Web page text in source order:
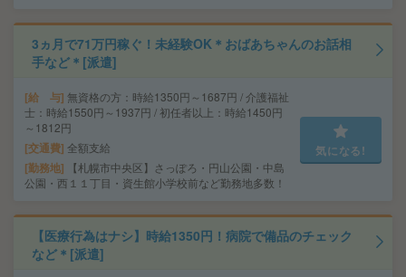
3ヵ月で71万円稼ぐ！未経験OK＊おばあちゃんのお話相
手など＊[派遣]
給 与 無資格の方：時給1350円～1687円 / 介護福祉
士：時給1550円～1937円 / 初任者以上：時給1450円
～1812円
交通費 全額支給
勤務地
【札幌市中央区】さっぽろ・円山公園・中島
公園・西１１丁目・資生館小学校前など勤務地多数！
気になる!
【医療行為はナシ】時給1350円！病院で備品のチェック
など＊[派遣]